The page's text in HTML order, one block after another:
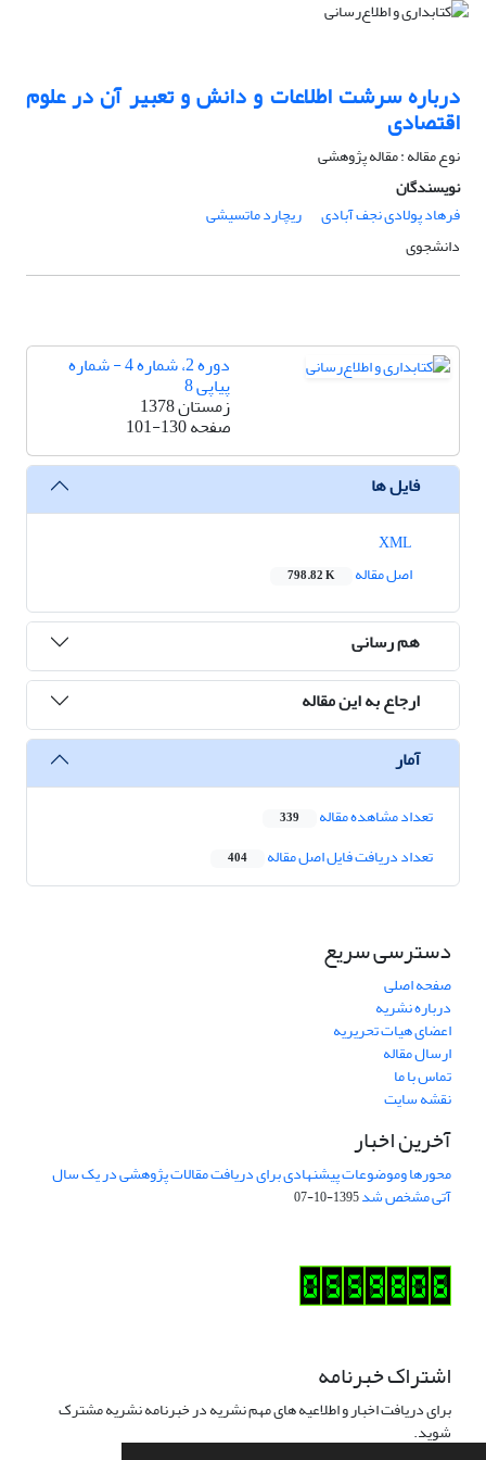
درباره سرشت اطلاعات و دانش و تعبیر آن در علوم
اقتصادی
نوع مقاله : مقاله پژوهشی
نویسندگان
فرهاد پولادی نجف آبادی
ریچارد ماتسیشی
دانشجوی
دوره 2، شماره 4 - شماره
پیاپی 8
زمستان 1378
صفحه101-130
فایل ها
اصل مقاله
798.82 K
هم رسانی
ارجاع به این مقاله
آمار
تعداد مشاهده مقاله 339
تعداد دریافت فایل اصل مقاله 404
دسترسی سریع
صفحه اصلی
درباره نشریه
اعضای هیات تحریریه
ارسال مقاله
تماس با ما
نقشه سایت
آخرین اخبار
محورها وموضوعات پیشنهادی برای دریافت مقالات پژوهشی در یک سال
آتی مشخص شد1395-10-07
اشتراک خبرنامه
برای دریافت اخبار و اطلاعیه های مهم نشریه در خبرنامه نشریه مشترک
شوید.